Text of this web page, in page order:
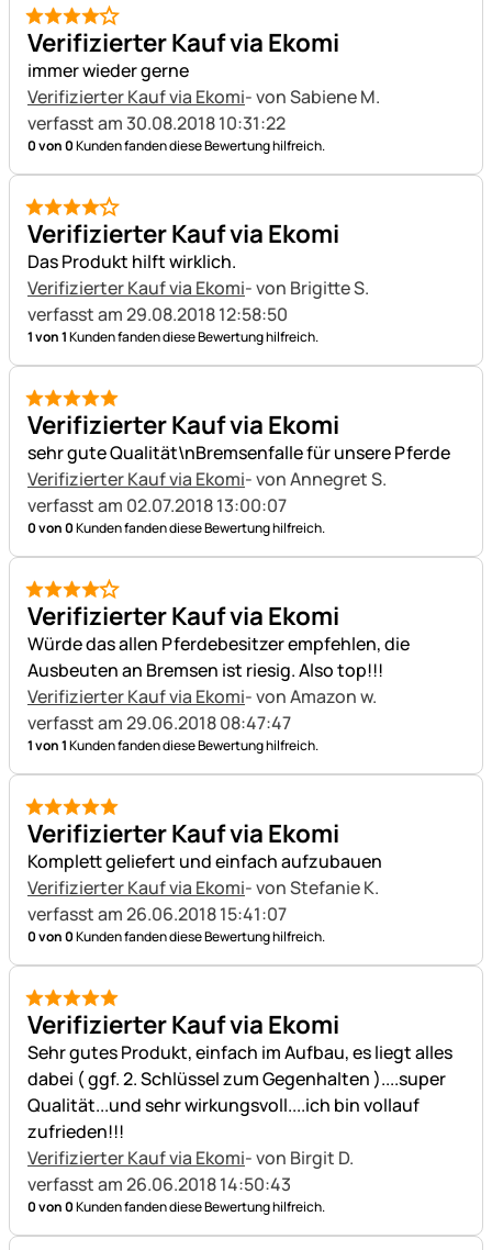
4 von 5
Verifizierter Kauf via Ekomi
immer wieder gerne
Verifizierter Kauf via Ekomi- von Sabiene M.
verfasst am 30.08.2018 10:31:22
0 von 0Kunden fanden diese Bewertung hilfreich.
4 von 5
Verifizierter Kauf via Ekomi
Das Produkt hilft wirklich.
Verifizierter Kauf via Ekomi- von Brigitte S.
verfasst am 29.08.2018 12:58:50
1 von 1Kunden fanden diese Bewertung hilfreich.
5 von 5
Verifizierter Kauf via Ekomi
sehr gute Qualität\nBremsenfalle für unsere Pferde
Verifizierter Kauf via Ekomi- von Annegret S.
verfasst am 02.07.2018 13:00:07
0 von 0Kunden fanden diese Bewertung hilfreich.
4 von 5
Verifizierter Kauf via Ekomi
Würde das allen Pferdebesitzer empfehlen, die
Ausbeuten an Bremsen ist riesig. Also top!!!
Verifizierter Kauf via Ekomi- von Amazon w.
verfasst am 29.06.2018 08:47:47
1 von 1Kunden fanden diese Bewertung hilfreich.
5 von 5
Verifizierter Kauf via Ekomi
Komplett geliefert und einfach aufzubauen
Verifizierter Kauf via Ekomi- von Stefanie K.
verfasst am 26.06.2018 15:41:07
0 von 0Kunden fanden diese Bewertung hilfreich.
5 von 5
Verifizierter Kauf via Ekomi
Sehr gutes Produkt, einfach im Aufbau, es liegt alles
dabei ( ggf. 2. Schlüssel zum Gegenhalten )....super
Qualität...und sehr wirkungsvoll....ich bin vollauf
zufrieden!!!
Verifizierter Kauf via Ekomi- von Birgit D.
verfasst am 26.06.2018 14:50:43
0 von 0Kunden fanden diese Bewertung hilfreich.